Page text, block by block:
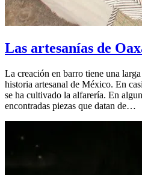
Las artesanías de
La creación en barro tiene una
historia artesanal de México. En
se ha cultivado la alfarería. En
encontradas piezas que datan de…